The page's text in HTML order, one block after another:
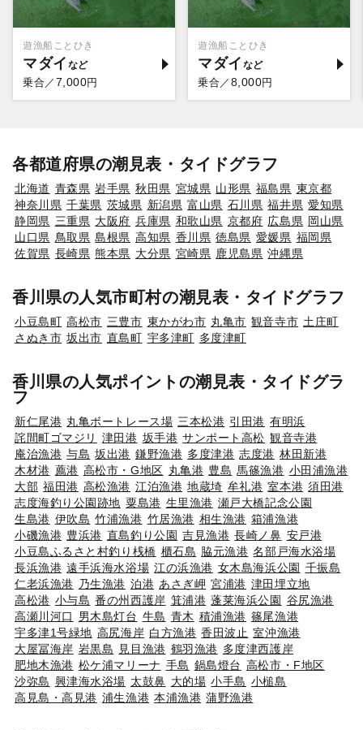
遊漁船ことひき
マダイ
乗合／ 7,000円
遊漁船ことひき
マダイ
乗合／ 8,000円
各都道府県の潮見表・タイドグラフ
北海道 青森県 岩手県 秋田県 宮城県 山形県 福島県 東京都
神奈川県 千葉県 茨城県 新潟県 富山県 石川県 福井県 愛知県
静岡県 三重県 大阪府 兵庫県 和歌山県 京都府 広島県 岡山県
山口県 鳥取県 島根県 高知県 香川県 徳島県 愛媛県 福岡県
佐賀県 長崎県 熊本県 大分県 宮崎県 鹿児島県 沖縄県
香川県の人気市町村の潮見表・タイドグラフ
小豆島町 高松市 三豊市 東かがわ市 丸亀市 観音寺市 土庄町
さぬき市 坂出市 直島町 宇多津町 多度津町
香川県の人気ポイントの潮見表・タイドグラ
フ
新仁尾港 丸亀ボートレース場 三本松港 引田港 有明浜
詫間町ゴマジリ
津田港 坂手港 サンポート高松 観音寺港
庵治漁港 与島 坂出港 鎌野漁港 多度津港 志度港 林田新港
木材港 薦港 高松市・G地区 丸亀港 豊島 馬篠漁港 小田浦漁港
大部 福田港 高松漁港 江泊漁港 地蔵埼 牟礼港 室本港 須田港
志度海釣り公園跡地 粟島港 生里漁港 瀬戸大橋記念公園
生島港 伊吹島 竹浦漁港 竹居漁港 相生漁港 箱浦漁港
小磯漁港 豊浜港 直島釣り公園 吉見漁港 長崎ノ鼻 安戸港
小豆島ふるさと村釣り桟橋 櫃石島 脇元漁港 名部戸海水浴場
長浜漁港 遠手浜海水浴場 江の浜漁港 女木島海浜公園 千振島
仁老浜漁港 乃生漁港 泊港 あさぎ岬 宮浦港 津田埋立地
高松港 小与島 番の州西護岸 箕浦港 蓬莱海浜公園 谷尻漁港
高瀬川河口
男木島灯台 牛島 青木 積浦漁港 篠尾漁港
宇多津1号緑地 高尻海岸 白方漁港 香田波止 室沖漁港
大屋冨海岸 岩黒島 見目漁港 鶴羽漁港 多度津西護岸
肥地木漁港 松ケ浦マリーナ 手島 鍋島燈台 高松市・F地区
沙弥島 興津海水浴場 太鼓鼻 大的場 小手島 小槌島
高見島・高見港 浦生漁港 本浦漁港 蒲野漁港